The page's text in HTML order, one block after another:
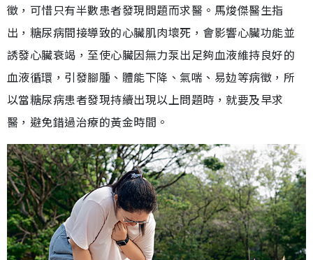
徵，可惜只有半數患者發現問題而求醫。馬焌傑醫生指
出，糖尿病間接導致的心臟肌肉壞死，會影響心臟功能並
誘發心臟衰竭，至使心臟因無力泵出足夠血液維持良好的
血液循環，引發腳腫、體能下降、氣喘、易攰等病徵，所
以當糖尿病患者發現持續出現以上問題時，就要及早求
醫，避免錯過治療的黃金時間。